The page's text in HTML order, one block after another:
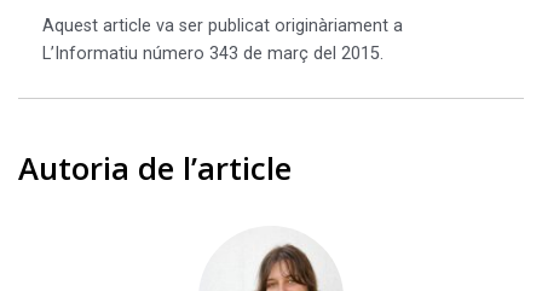
Aquest article va ser publicat originàriament a
L’Informatiu número 343 de març del 2015.
Autoria de l’article